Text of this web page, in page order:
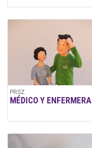
PRSZ
MÉDICO Y ENFERMERA